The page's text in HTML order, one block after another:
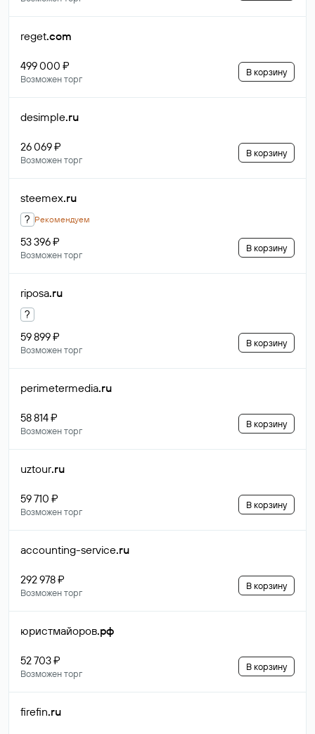
reget.com
499 000 ₽
Возможен торг
В корзину
desimple.ru
26 069 ₽
Возможен торг
В корзину
steemex.ru
? Рекомендуем
53 396 ₽
Возможен торг
В корзину
riposa.ru
?
59 899 ₽
Возможен торг
В корзину
perimetermedia.ru
58 814 ₽
Возможен торг
В корзину
uztour.ru
59 710 ₽
Возможен торг
В корзину
accounting-service.ru
292 978 ₽
Возможен торг
В корзину
юристмайоров.рф
52 703 ₽
Возможен торг
В корзину
firefin.ru